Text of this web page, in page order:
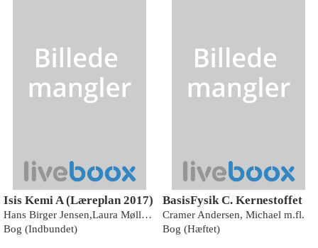
Isis Kemi A (Læreplan 2017)
Hans Birger Jensen,Laura Møller Jensen
Bog (Indbundet)
BasisFysik C. Kernestoffet
Cramer Andersen, Michael m.fl.
Bog (Hæftet)